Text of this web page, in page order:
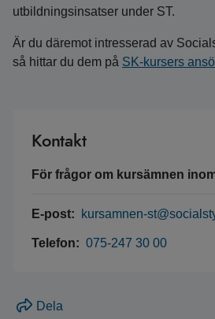
utbildningsinsatser under ST.
Är du däremot intresserad av
så hittar du dem på SK-kursers
Kontakt
För frågor om kursämnen
E-post: kursamnen-
Telefon: 075-247 30 00
Dela